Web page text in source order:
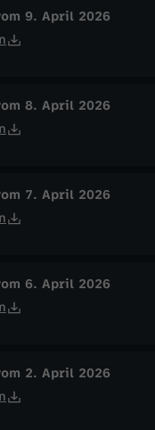
9. April 2026
8. April 2026
7. April 2026
6. April 2026
2. April 2026